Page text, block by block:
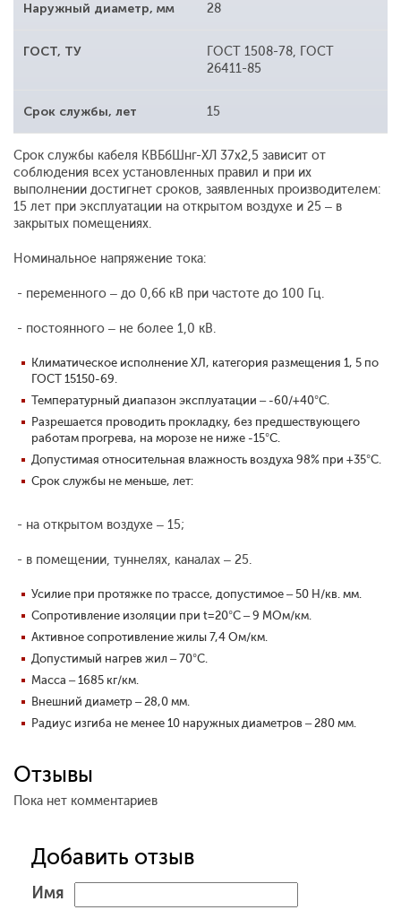
Наружный диаметр, мм 28
ГОСТ, ТУ
ГОСТ 1508-78, ГОСТ
26411-85
Срок службы, лет 15
Срок службы кабеля КВБбШнг-ХЛ 37х2,5 зависит от
соблюдения всех установленных правил и при их
выполнении достигнет сроков, заявленных производителем:
15 лет при эксплуатации на открытом воздухе и 25 – в
закрытых помещениях.
Номинальное напряжение тока:
- переменного – до 0,66 кВ при частоте до 100 Гц.
- постоянного – не более 1,0 кВ.
Климатическое исполнение ХЛ, категория размещения 1, 5 по
ГОСТ 15150-69.
Температурный диапазон эксплуатации – -60/+40°С.
Разрешается проводить прокладку, без предшествующего
работам прогрева, на морозе не ниже -15°С.
Допустимая относительная влажность воздуха 98% при +35°С.
Срок службы не меньше, лет:
- на открытом воздухе – 15;
- в помещении, туннелях, каналах – 25.
Усилие при протяжке по трассе, допустимое – 50 Н/кв. мм.
Сопротивление изоляции при t=20°С – 9 МОм/км.
Активное сопротивление жилы 7,4 Ом/км.
Допустимый нагрев жил – 70°С.
Масса – 1685 кг/км.
Внешний диаметр – 28,0 мм.
Радиус изгиба не менее 10 наружных диаметров – 280 мм.
Отзывы
Пока нет комментариев
Добавить отзыв
Имя